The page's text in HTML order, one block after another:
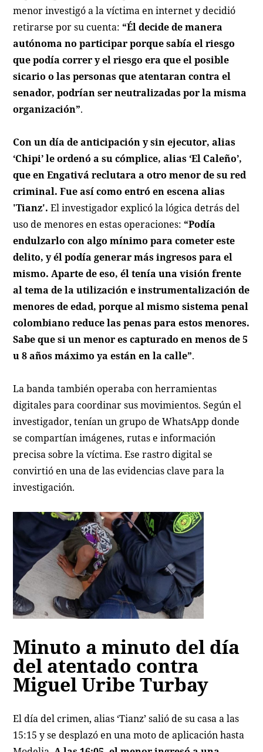
menor investigó a la víctima en internet y decidió
retirarse por su cuenta: “Él decide de manera
autónoma no participar porque sabía el riesgo
que podía correr y el riesgo era que el posible
sicario o las personas que atentaran contra el
senador, podrían ser neutralizadas por la misma
organización”.
Con un día de anticipación y sin ejecutor, alias
‘Chipi’ le ordenó a su cómplice, alias ‘El Caleño’,
que en Engativá reclutara a otro menor de su red
criminal. Fue así como entró en escena alias
'Tianz'. El investigador explicó la lógica detrás del
uso de menores en estas operaciones: “Podía
endulzarlo con algo mínimo para cometer este
delito, y él podía generar más ingresos para el
mismo. Aparte de eso, él tenía una visión frente
al tema de la utilización e instrumentalización de
menores de edad, porque al mismo sistema penal
colombiano reduce las penas para estos menores.
Sabe que si un menor es capturado en menos de 5
u 8 años máximo ya están en la calle”.
La banda también operaba con herramientas
digitales para coordinar sus movimientos. Según el
investigador, tenían un grupo de WhatsApp donde
se compartían imágenes, rutas e información
precisa sobre la víctima. Ese rastro digital se
convirtió en una de las evidencias clave para la
investigación.
Minuto a minuto del día
del atentado contra
Miguel Uribe Turbay
El día del crimen, alias ‘Tianz’ salió de su casa a las
15:15 y se desplazó en una moto de aplicación hasta